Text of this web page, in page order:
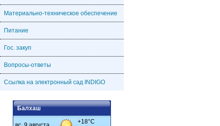
Материально-техническое обеспечение
Питание
Гос. закуп
Вопросы-ответы
Ссылка на электронный сад INDIGO
Балхаш